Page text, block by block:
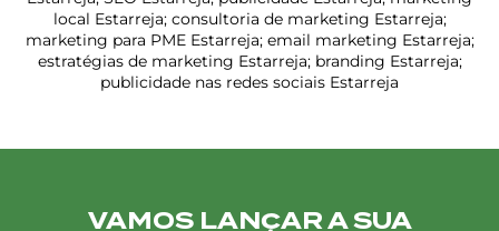
local Estarreja; consultoria de marketing Estarreja;
marketing para PME Estarreja; email marketing Estarreja;
estratégias de marketing Estarreja; branding Estarreja;
publicidade nas redes sociais Estarreja
VAMOS LANÇAR A SUA